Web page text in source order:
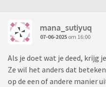
mana_sutiyuq
07-06-2025 om 16:00
Als je doet wat je deed, krijg
Ze wil het anders dat
op de een of andere manier